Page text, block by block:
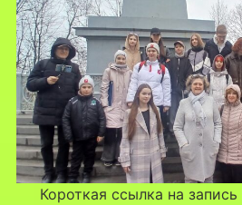
Короткая ссылка на запись